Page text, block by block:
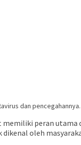
dan
memiliki peran
dikenal oleh